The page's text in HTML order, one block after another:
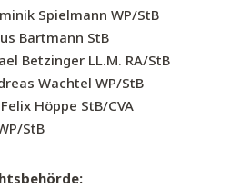
Spielmann WP/StB
Bartmann StB
Betzinger LL.M. RA/StB
Wachtel WP/StB
Höppe StB/CVA
StB